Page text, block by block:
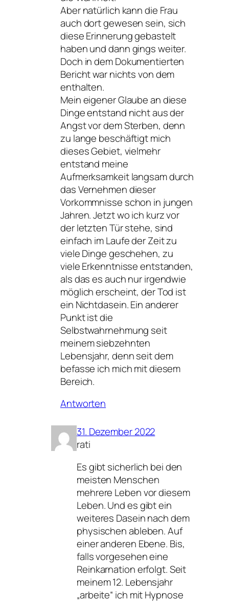
Aber natürlich kann die Frau
auch dort gewesen sein, sich
diese Erinnerung gebastelt
haben und dann gings weiter.
Doch in dem Dokumentierten
Bericht war nichts von dem
enthalten.
Mein eigener Glaube an diese
Dinge entstand nicht aus der
Angst vor dem Sterben, denn
zu lange beschäftigt mich
dieses Gebiet, vielmehr
entstand meine
Aufmerksamkeit langsam durch
das Vernehmen dieser
Vorkommnisse schon in jungen
Jahren. Jetzt wo ich kurz vor
der letzten Tür stehe, sind
einfach im Laufe der Zeit zu
viele Dinge geschehen, zu
viele Erkenntnisse entstanden,
als das es auch nur irgendwie
möglich erscheint, der Tod ist
ein Nichtdasein. Ein anderer
Punkt ist die
Selbstwahrnehmung seit
meinem siebzehnten
Lebensjahr, denn seit dem
befasse ich mich mit diesem
Bereich.
Antworten
31. Dezember 2022
rati
Es gibt sicherlich bei den
meisten Menschen
mehrere Leben vor diesem
Leben. Und es gibt ein
weiteres Dasein nach dem
physischen ableben. Auf
einer anderen Ebene. Bis,
falls vorgesehen eine
Reinkarnation erfolgt. Seit
meinem 12. Lebensjahr
„arbeite“ ich mit Hypnose